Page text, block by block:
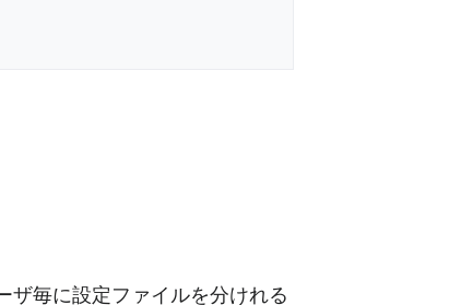
ザ毎に設定ファイルを分けれる